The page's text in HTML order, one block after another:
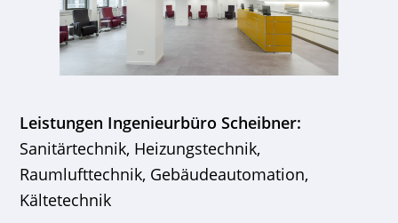
Leistungen Ingenieurbüro Scheibner:
Sanitärtechnik, Heizungstechnik,
Raumlufttechnik, Gebäudeautomation,
Kältetechnik